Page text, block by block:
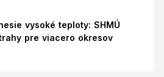
vysoké teploty: SHMÚ
pre viacero okresov